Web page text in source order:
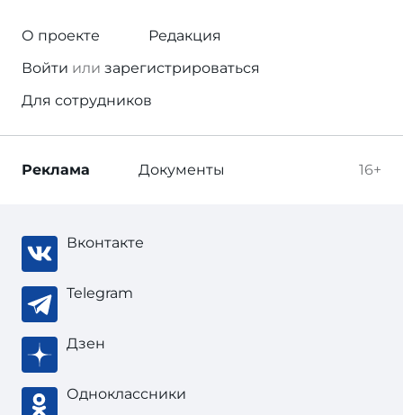
О проекте
Редакция
Войти или зарегистрироваться
Для сотрудников
16+
Реклама Документы
Вконтакте
Telegram
Дзен
Одноклассники